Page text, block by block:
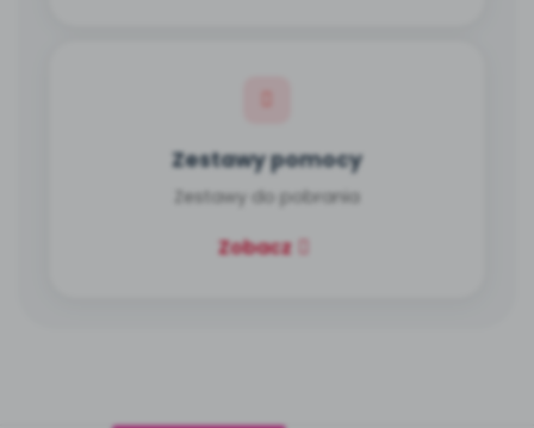
Zestawy pomocy
Zestawy do pobrania
Zobacz